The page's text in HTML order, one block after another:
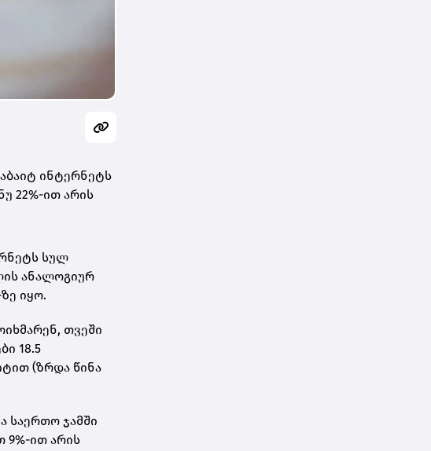
ინტერნეტს
22%-ით არის
სულ
ანალოგიურ
იყო.
თვეში
18.5
(ზრდა წინა
საერთო ჯამში
9%-ით არის